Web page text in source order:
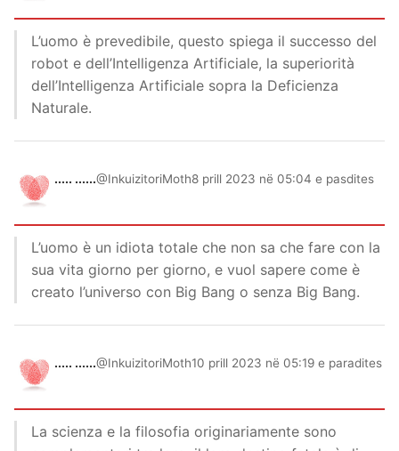
L’uomo è prevedibile, questo spiega il successo del
robot e dell’Intelligenza Artificiale, la superiorità
dell’Intelligenza Artificiale sopra la Deficienza
Naturale.
..... ......@InkuizitoriMoth8 prill 2023 në 05:04 e pasdites
L’uomo è un idiota totale che non sa che fare con la
sua vita giorno per giorno, e vuol sapere come è
creato l’universo con Big Bang o senza Big Bang.
..... ......@InkuizitoriMoth10 prill 2023 në 05:19 e paradites
La scienza e la filosofia originariamente sono